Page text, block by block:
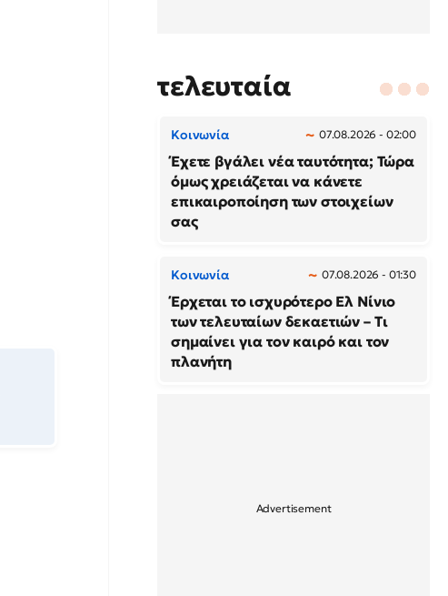
τελευταία
Κοινωνία 07.08.2026 - 02:00
Έχετε βγάλει νέα ταυτότητα; Τώρα
όμως χρειάζεται να κάνετε
επικαιροποίηση των στοιχείων
σας
Κοινωνία 07.08.2026 - 01:30
Έρχεται το ισχυρότερο Ελ Νίνιο
των τελευταίων δεκαετιών – Τι
σημαίνει για τον καιρό και τον
πλανήτη